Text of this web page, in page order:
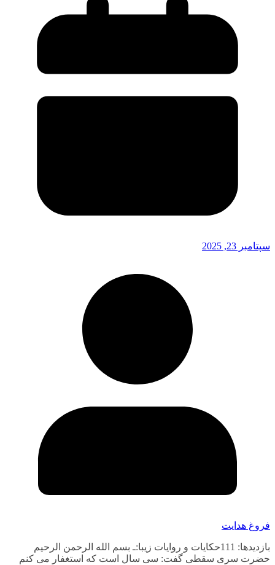
سپتامبر 23, 2025
فروغ هدایت
بازدیدها: 111حکایات و روایات زیبا:ـ بسم الله الرحمن الرحیم
حضرت سری سقطی گفت: سی سال است که استغفار می کنم